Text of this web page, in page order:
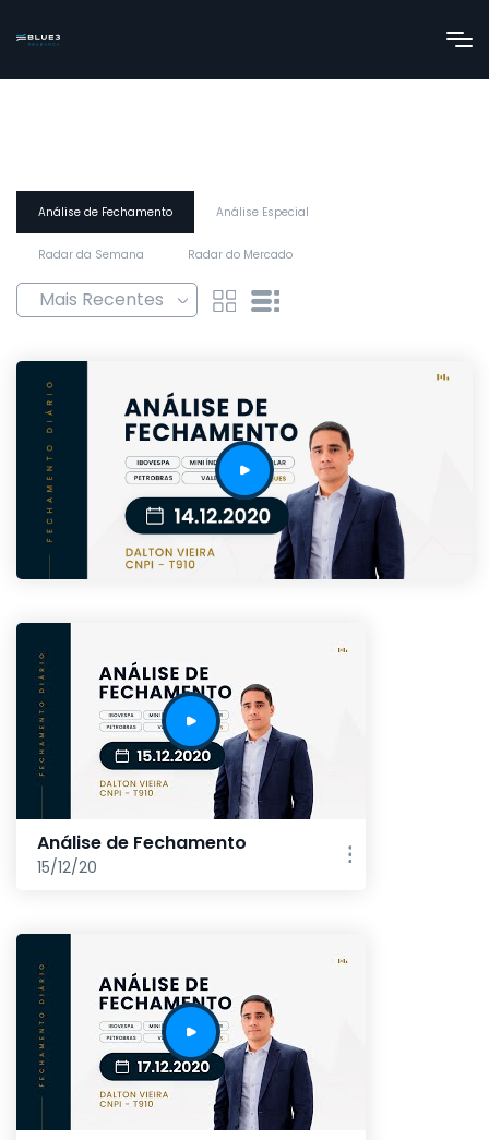
Análise de Fechamento Análise Especial
Radar da Semana Radar do Mercado
Análise de Fechamento
15/12/20